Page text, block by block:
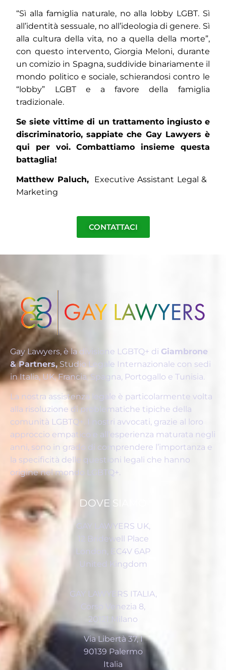
“Sì alla famiglia naturale, no alla lobby LGBT. Sì
all’identità sessuale, no all’ideologia di genere. Sì
alla cultura della vita, no a quella della morte”,
con questo intervento, Giorgia Meloni, durante
un comizio in Spagna, suddivide binariamente il
mondo politico e sociale, schierandosi contro le
“lobby” LGBT e a favore della famiglia
tradizionale.
Se siete vittime di un trattamento ingiusto e
discriminatorio, sappiate che Gay Lawyers è
qui per voi. Combattiamo insieme questa
battaglia!
Matthew Paluch,Executive Assistant Legal &
Marketing
CONTATTACI
Gay Lawyers, è la divisione LGBTQ+ di Giambrone
& Partners, Studio Legale Internazionale con sedi
in Italia, UK, Francia, Spagna, Portogallo e Tunisia.
La nostra assistenza legale è particolarmente volta
alla risoluzione di problematiche tipiche della
comunità LGBTQ+. I nostri avvocati, grazie al loro
approccio empatico e all’esperienza maturata negli
anni, sono in grado di comprendere l’importanza e
la specificità delle questioni legali che hanno
origine nel mondo LGBTQ+.
DOVE SIAMO
GAY LAWYERS UK,
12 Bridewell Place
London, EC4V 6AP
United Kingdom
GAY LAWYERS ITALIA,
Corso Venezia 8,
20121 Milano
Via Libertà 37, I
90139 Palermo
Italia